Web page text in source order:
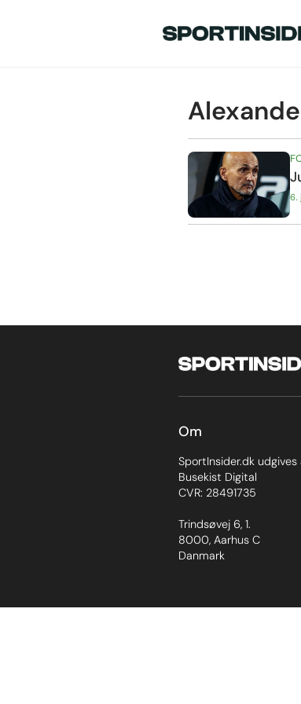
6.
Om
SportInsider.dk udgives
Busekist Digital
CVR: 28491735
Trindsøvej 6, 1.
8000, Aarhus C
Danmark